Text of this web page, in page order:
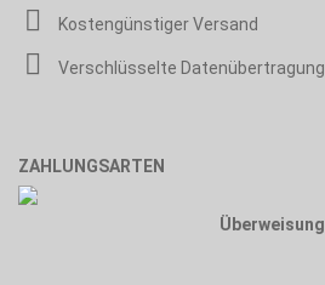
Kostengünstiger Versand
Verschlüsselte Datenübertragung
ZAHLUNGSARTEN
Überweisung